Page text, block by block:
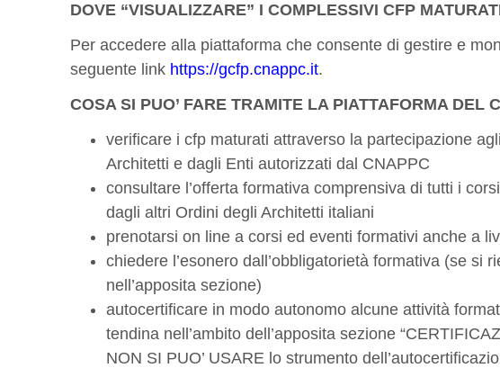
DOVE “VISUALIZZARE” I COMPLESSIVI CFP
Per accedere alla piattaforma che consente di gestire e
seguente link https://gcfp.cnappc.it.
COSA SI PUO’ FARE TRAMITE LA PIATTAFORMA DEL
verificare i cfp maturati attraverso la partecipazione
Architetti e dagli Enti autorizzati dal CNAPPC
consultare l’offerta formativa comprensiva di tutti i
dagli altri Ordini degli Architetti italiani
prenotarsi on line a corsi ed eventi formativi anche a
chiedere l’esonero dall’obbligatorietà formativa (se si
nell’apposita sezione)
autocertificare in modo autonomo alcune attività
tendina nell’ambito dell’apposita sezione
NON SI PUO’ USARE lo strumento